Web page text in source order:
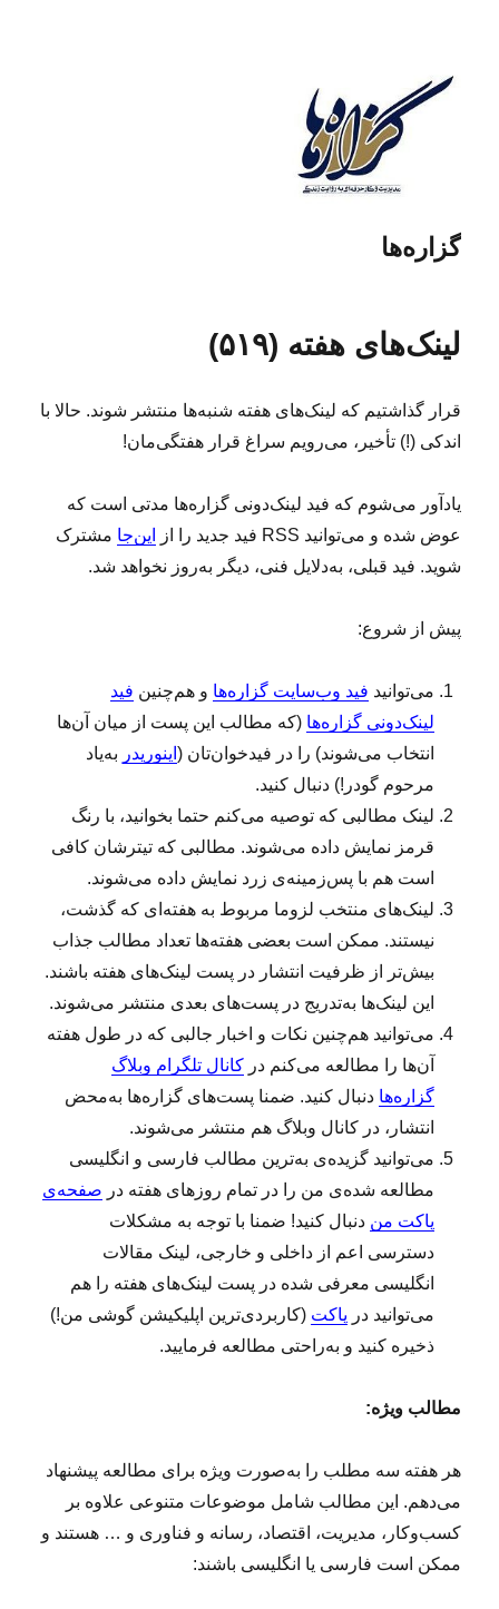
گزاره‌ها
لینک‌های هفته (۵۱۹)
قرار گذاشتیم که لینک‌های هفته شنبه‌ها منتشر ‌شوند. حالا با
اندکی (!) تأخیر، می‌رویم سراغ قرار هفتگی‌مان!
یادآور می‌شوم که فید لینک‌دونی گزاره‌ها مدتی است که
عوض شده و می‌توانید RSS فید جدید را از
این‌جا مشترک
شوید. فید قبلی، به‌دلایل فنی، دیگر به‌روز نخواهد شد.
پیش از شروع:
می‌توانید فید وب‌سایت گزاره‌ها و هم‌چنین فید
لینک‌دونی گزاره‌ها (که مطالب این پست از میان آن‌ها
انتخاب می‌شوند) را در فیدخوان‌تان ( اینوریدر به‌یاد
مرحوم گودر!) دنبال کنید.
لینک‌ مطالبی که توصیه می‌کنم حتما بخوانید، با رنگ
قرمز نمایش داده می‌شوند. مطالبی که تیترشان کافی
است هم با پس‌زمینه‌ی زرد نمایش داده می‌شوند.
لینک‌‌های منتخب لزوما مربوط به هفته‌ای که گذشت،
نیستند. ممکن است بعضی هفته‌ها تعداد مطالب جذاب
بیش‌تر از ظرفیت انتشار در پست لینک‌های هفته باشند.
این لینک‌ها به‌تدریج در پست‌های بعدی منتشر می‌شوند.
می‌توانید هم‌چنین نکات و اخبار جالبی که در طول هفته
آن‌ها را مطالعه می‌کنم درکانال تلگرام وبلاگ
گزاره‌ها دنبال کنید. ضمنا پست‌های گزاره‌ها به‌محض
انتشار، در کانال وبلاگ هم منتشر می‌شوند.
می‌توانید گزیده‌ی به‌ترین مطالب فارسی و انگلیسی
مطالعه‌ شده‌ی من را در تمام روزهای هفته در صفحه‌ی
پاکت من دنبال کنید! ضمنا با توجه به مشکلات
دسترسی اعم از داخلی و خارجی، لینک مقالات
انگلیسی معرفی شده در پست لینک‌های هفته را هم
می‌توانید در پاکت (کاربردی‌ترین اپلیکیشن گوشی من!)
ذخیره کنید و به‌راحتی مطالعه فرمایید.
مطالب ویژه:
هر هفته سه مطلب را به‌صورت ویژه برای مطالعه پیشنهاد
می‌دهم. این مطالب شامل موضوعات متنوعی علاوه بر
کسب‌وکار، مدیریت، اقتصاد، رسانه و فناوری و … هستند و
ممکن است فارسی یا انگلیسی باشند: